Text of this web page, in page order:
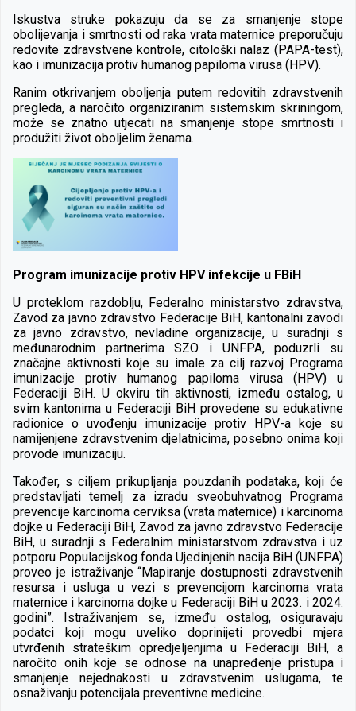
Iskustva struke pokazuju da se za smanjenje stope
obolijevanja i smrtnosti od raka vrata maternice preporučuju
redovite zdravstvene kontrole, citološki nalaz (PAPA-test),
kao i imunizacija protiv humanog papiloma virusa (HPV).
Ranim otkrivanjem oboljenja putem redovitih zdravstvenih
pregleda, a naročito organiziranim sistemskim skriningom,
može se znatno utjecati na smanjenje stope smrtnosti i
produžiti život oboljelim ženama.
Program imunizacije protiv HPV infekcije u FBiH
U proteklom razdoblju, Federalno ministarstvo zdravstva,
Zavod za javno zdravstvo Federacije BiH, kantonalni zavodi
za javno zdravstvo, nevladine organizacije, u suradnji s
međunarodnim partnerima SZO i UNFPA, poduzrli su
značajne aktivnosti koje su imale za cilj razvoj Programa
imunizacije protiv humanog papiloma virusa (HPV) u
Federaciji BiH. U okviru tih aktivnosti, između ostalog, u
svim kantonima u Federaciji BiH provedene su edukativne
radionice o uvođenju imunizacije protiv HPV-a koje su
namijenjene zdravstvenim djelatnicima, posebno onima koji
provode imunizaciju.
Također, s ciljem prikupljanja pouzdanih podataka, koji će
predstavljati temelj za izradu sveobuhvatnog Programa
prevencije karcinoma cerviksa (vrata maternice) i karcinoma
dojke u Federaciji BiH, Zavod za javno zdravstvo Federacije
BiH, u suradnji s Federalnim ministarstvom zdravstva i uz
potporu Populacijskog fonda Ujedinjenih nacija BiH (UNFPA)
proveo je istraživanje “Mapiranje dostupnosti zdravstvenih
resursa i usluga u vezi s prevencijom karcinoma vrata
maternice i karcinoma dojke u Federaciji BiH u 2023. i 2024.
godini”. Istraživanjem se, između ostalog, osiguravaju
podatci koji mogu uveliko doprinijeti provedbi mjera
utvrđenih strateškim opredjeljenjima u Federaciji BiH, a
naročito onih koje se odnose na unapređenje pristupa i
smanjenje nejednakosti u zdravstvenim uslugama, te
osnaživanju potencijala preventivne medicine.